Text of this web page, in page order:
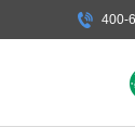
400-